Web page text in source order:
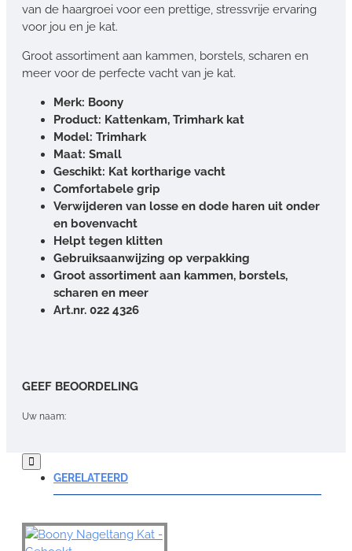
van de haargroei voor een prettige, stressvrije ervaring
voor jou en je kat.
Groot assortiment aan kammen, borstels, scharen en
meer voor de perfecte vacht van je kat.
Merk: Boony
Product: Kattenkam, Trimhark kat
Model: Trimhark
Maat: Small
Geschikt: Kat kortharige vacht
Comfortabele grip
Verwijderen van losse en dode haren uit onder
en bovenvacht
Helpt tegen klitten
Gebruiksaanwijzing op verpakking
Groot assortiment aan kammen, borstels,
scharen en meer
Art.nr. 022 4326
GEEF BEOORDELING
Uw naam:
Opmerking:
GERELATEERD